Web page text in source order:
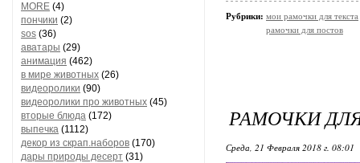
MORE (4)
пончики (2)
sos (36)
аватары (29)
анимация (462)
в мире животных (26)
видеоролики (90)
видеоролики про животных (45)
вторые блюда (172)
выпечка (1112)
декор из скрап.наборов (170)
дары природы десерт (31)
Рубрики: мои рамочки для текста
рамочки для постов
РАМОЧКИ
Среда, 21 Февраля 2018 г. 08:01